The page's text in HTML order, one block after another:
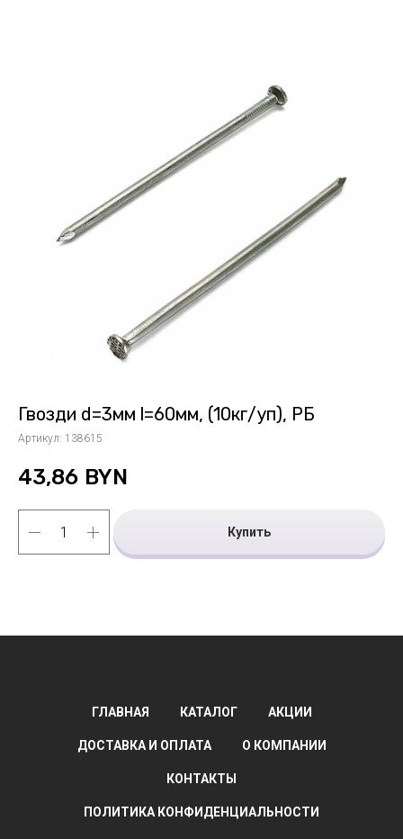
Гвозди d=3мм l=60мм, (10кг/уп), РБ
Артикул: 138615
43,86 BYN
Купить
ГЛАВНАЯ КАТАЛОГ АКЦИИ
ДОСТАВКА И ОПЛАТА О КОМПАНИИ
КОНТАКТЫ
ПОЛИТИКА КОНФИДЕНЦИАЛЬНОСТИ